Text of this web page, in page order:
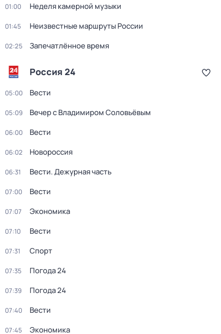
01:00 Неделя камерной музыки
01:45 Неизвестные маршруты России
02:25 Запечатлённое время
Россия 24
05:00 Вести
05:09 Вечер с Владимиром Соловьёвым
06:00 Вести
06:02 Новороссия
06:31 Вести. Дежурная часть
07:00 Вести
07:07 Экономика
07:10 Вести
07:31 Спорт
07:35 Погода 24
07:39 Погода 24
07:40 Вести
07:45 Экономика